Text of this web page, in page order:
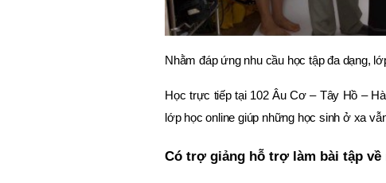
Nhằm đáp ứng nhu cầu học tập đa dạng,
Học trực tiếp tại 102 Âu Cơ – Tây Hồ –
lớp học online giúp những học sinh ở xa
Có trợ giảng hỗ trợ làm bài tập về